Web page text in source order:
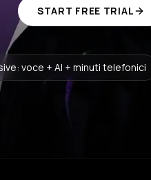
START FREE TRIAL
voce + AI + minuti telefonici